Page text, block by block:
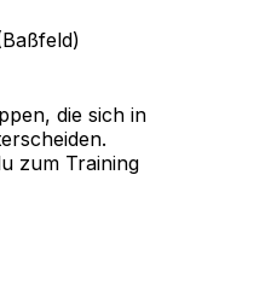
die sich in
zum Training